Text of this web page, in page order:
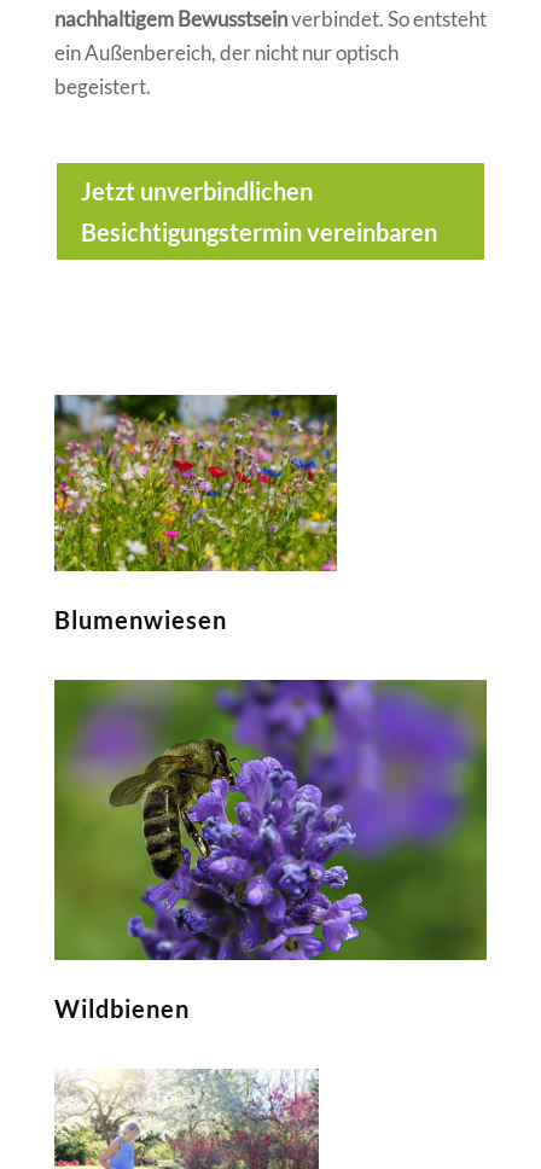
nachhaltigem Bewusstseinverbindet. So entsteht
ein Außenbereich, der nicht nur optisch
begeistert.
Jetzt unverbindlichen
Besichtigungstermin vereinbaren
Blumenwiesen
Wildbienen